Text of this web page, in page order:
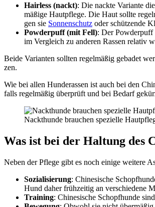
Hair­less (nackt): Die nack­te Vari­an­te
mä­ßi­ge Haut­pfle­ge. Die Haut soll­te
gen sie Son­nen­schutz oder schüt­zen­de
Pow­der­puff (mit Fell): Der Pow­der­puff
im Ver­gleich zu ande­ren Ras­sen rela­tiv
Bei­de Vari­an­ten soll­ten regel­mä­ßig geba­det
zen.
Wie bei allen Hun­de­ras­sen ist auch bei den
falls regel­mä­ßig über­prüft und bei Bedarf
Nack­t­hun­de brau­chen spe­zi­el­le
Was ist bei der Hal­tung des
Neben der Pfle­ge gibt es noch eini­ge wei­te­re
Sozia­li­sie­rung: Chi­ne­si­sche
Hund daher früh­zei­tig an ver­schie­de­ne
Trai­ning: Chi­ne­si­sche Schopf­hun­de